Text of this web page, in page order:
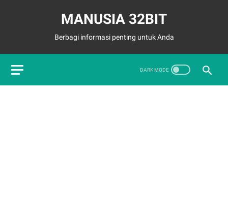
MANUSIA 32BIT
Berbagi informasi penting untuk Anda